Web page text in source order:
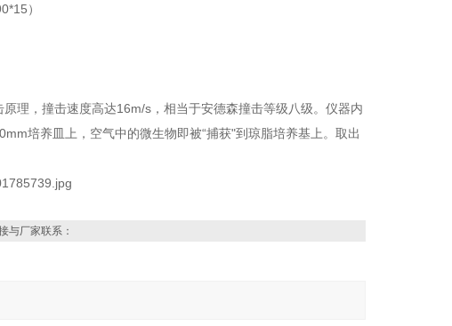
）
理，撞击速度高达16m/s，相当于安德森撞击等级八级。仪器内
培养皿上，空气中的微生物即被“捕获"到琼脂培养基上。取出
与厂家联系：